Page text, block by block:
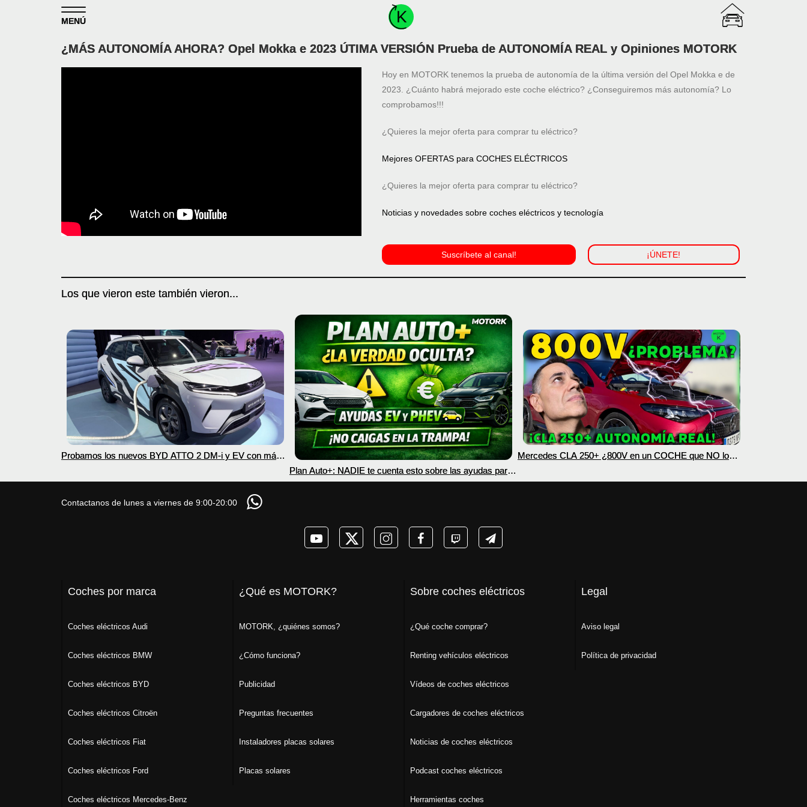
MENÚ
¿MÁS AUTONOMÍA AHORA? Opel Mokka e 2023 ÚTIMA VERSIÓN Prueba de AUTONOMÍA REAL y Opiniones MOTORK
Hoy en MOTORK tenemos la prueba de autonomía de la última versión del Opel Mokka e de
2023. ¿Cuánto habrá mejorado este coche eléctrico? ¿Conseguiremos más autonomía? Lo
comprobamos!!!
¿Quieres la mejor oferta para comprar tu eléctrico?
Mejores OFERTAS para COCHES ELÉCTRICOS
¿Quieres la mejor oferta para comprar tu eléctrico?
Noticias y novedades sobre coches eléctricos y tecnología
Suscríbete al canal! ¡ÚNETE!
Los que vieron este también vieron...
Probamos los nuevos BYD ATTO 2 DM-i y EV con más
Plan Auto+: NADIE te cuenta esto sobre las ayudas para
coches eléctricos y PHEV 2026
Mercedes CLA 250+ ¿800V en un COCHE que NO lo
Contactanos de lunes a viernes de 9:00-20:00
Coches por marca
Coches eléctricos Audi
Coches eléctricos BMW
Coches eléctricos BYD
Coches eléctricos Citroën
Coches eléctricos Fiat
Coches eléctricos Ford
Coches eléctricos Mercedes-Benz
¿Qué es MOTORK?
MOTORK, ¿quiénes somos?
¿Cómo funciona?
Publicidad
Preguntas frecuentes
Instaladores placas solares
Placas solares
Sobre coches eléctricos
¿Qué coche comprar?
Renting vehículos eléctricos
Vídeos de coches eléctricos
Cargadores de coches eléctricos
Noticias de coches eléctricos
Podcast coches eléctricos
Herramientas coches
Legal
Aviso legal
Política de privacidad